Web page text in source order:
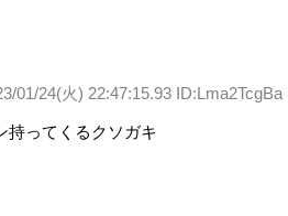
01/24(火) 22:47:15.93 ID:Lma2TcgBa
持ってくるクソガキ